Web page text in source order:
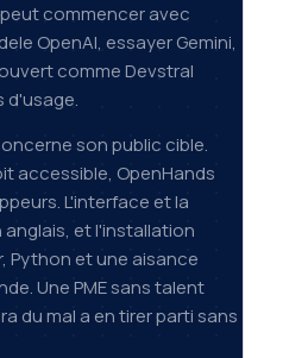
commencer avec
OpenAI, essayer Gemini,
comme Devstral
d'usage.
son public cible.
accessible, OpenHands
L'interface et la
et l'installation
Python et une aisance
Une PME sans talent
du mal a en tirer parti sans